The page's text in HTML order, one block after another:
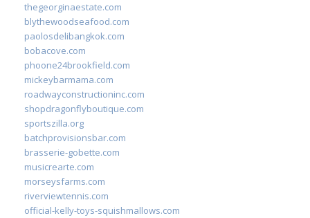
thegeorginaestate.com
blythewoodseafood.com
paolosdelibangkok.com
bobacove.com
phoone24brookfield.com
mickeybarmama.com
roadwayconstructioninc.com
shopdragonflyboutique.com
sportszilla.org
batchprovisionsbar.com
brasserie-gobette.com
musicrearte.com
morseysfarms.com
riverviewtennis.com
official-kelly-toys-squishmallows.com